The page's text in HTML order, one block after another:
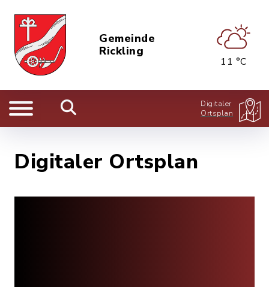
Gemeinde
Rickling
11 °C
Digitaler
Ortsplan
Digitaler Ortsplan